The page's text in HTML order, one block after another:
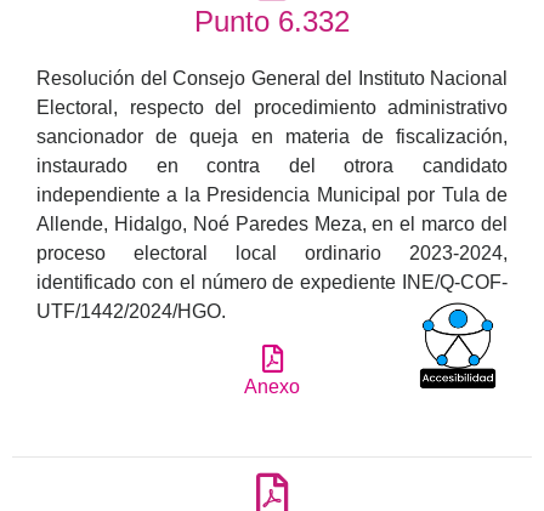
Punto 6.332
Resolución del Consejo General del Instituto Nacional
Electoral, respecto del procedimiento administrativo
sancionador de queja en materia de fiscalización,
instaurado en contra del otrora candidato
independiente a la Presidencia Municipal por Tula de
Allende, Hidalgo, Noé Paredes Meza, en el marco del
proceso electoral local ordinario 2023-2024,
identificado con el número de expediente INE/Q-COF-
UTF/1442/2024/HGO.
Anexo